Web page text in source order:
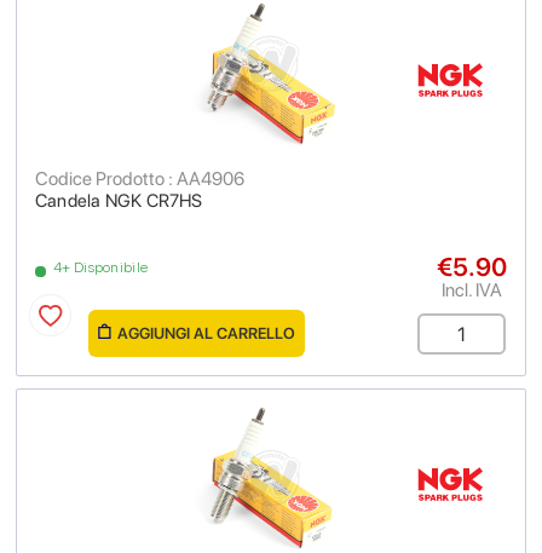
Candela NGK CR7HS
Codice Prodotto : AA4906
4+ Disponibile €5.90
Incl. IVA
AGGIUNGI AL CARRELLO